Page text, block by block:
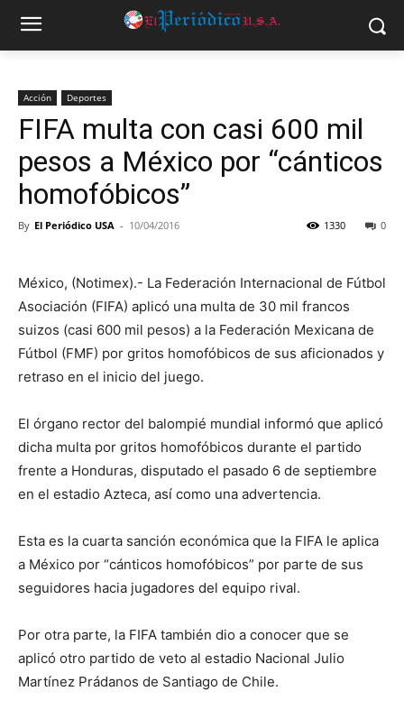
Acción Deportes
FIFA multa con casi 600 mil
pesos a México por “cánticos
homofóbicos”
By El Periódico USA - 10/04/2016 0
1330
México, (Notimex).- La Federación Internacional de Fútbol
Asociación (FIFA) aplicó una multa de 30 mil francos
suizos (casi 600 mil pesos) a la Federación Mexicana de
Fútbol (FMF) por gritos homofóbicos de sus aficionados y
retraso en el inicio del juego.
El órgano rector del balompié mundial informó que aplicó
dicha multa por gritos homofóbicos durante el partido
frente a Honduras, disputado el pasado 6 de septiembre
en el estadio Azteca, así como una advertencia.
Esta es la cuarta sanción económica que la FIFA le aplica
a México por “cánticos homofóbicos” por parte de sus
seguidores hacia jugadores del equipo rival.
Por otra parte, la FIFA también dio a conocer que se
aplicó otro partido de veto al estadio Nacional Julio
Martínez Prádanos de Santiago de Chile.